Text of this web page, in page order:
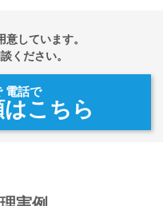
しています。
ください。
電話で
こちら